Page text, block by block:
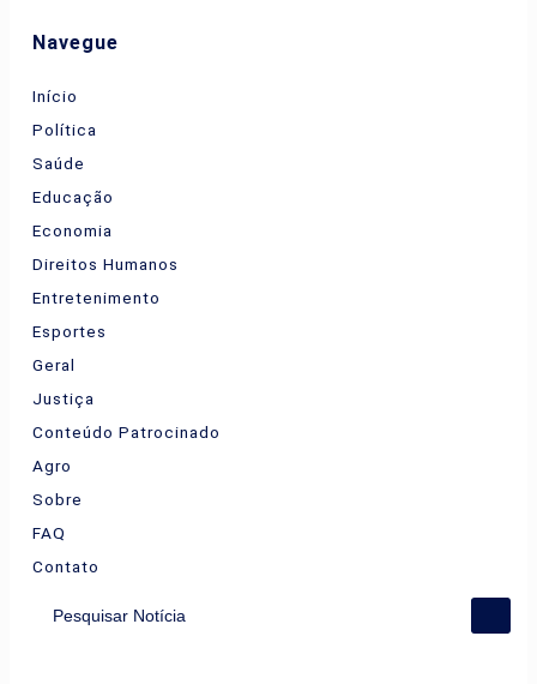
Navegue
Início
Política
Saúde
Educação
Economia
Direitos Humanos
Entretenimento
Esportes
Geral
Justiça
Conteúdo Patrocinado
Agro
Sobre
FAQ
Contato
Pesquisar Notícia